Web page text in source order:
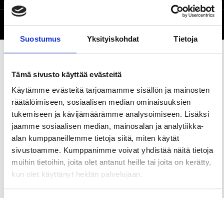
Suostumus Yksityiskohdat Tietoja
Tämä sivusto käyttää evästeitä
Käytämme evästeitä tarjoamamme sisällön ja mainosten
räätälöimiseen, sosiaalisen median ominaisuuksien
tukemiseen ja kävijämäärämme analysoimiseen. Lisäksi
jaamme sosiaalisen median, mainosalan ja analytiikka-
alan kumppaneillemme tietoja siitä, miten käytät
sivustoamme. Kumppanimme voivat yhdistää näitä tietoja
muihin tietoihin, joita olet antanut heille tai joita on kerätty,
kun olet käyttänyt heidän palvelujaan.
Website
Keihäänmaa campfire site is located in Viljakkala,
Ylöjärvi. There is a campfire place, a firewood shed
and a toilet.